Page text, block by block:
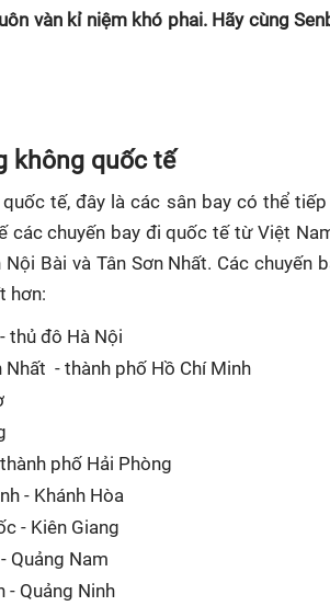
vàn kỉ niệm khó phai. Hãy cùng
không quốc tế
tế, đây là các sân bay có thể
các chuyến bay đi quốc tế từ Việt
Bài và Tân Sơn Nhất. Các chuyến
hơn:
thủ đô Hà Nội
Nhất - thành phố Hồ Chí Minh
phố Hải Phòng
- Khánh Hòa
- Kiên Giang
Quảng Nam
- Quảng Ninh